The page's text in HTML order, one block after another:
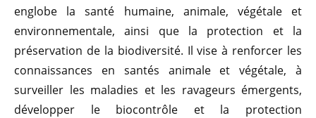
englobe la santé humaine, animale, végétale et
environnementale, ainsi que la protection et la
préservation de la biodiversité. Il vise à renforcer les
connaissances en santés animale et végétale, à
surveiller les maladies et les ravageurs émergents,
développer le biocontrôle et la protection